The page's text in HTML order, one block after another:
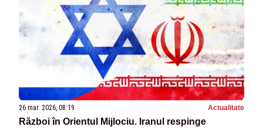
26 mar. 2026, 08:19 Actualitate
Război în Orientul Mijlociu. Iranul respinge